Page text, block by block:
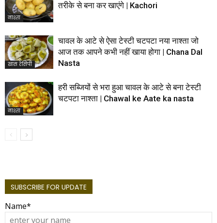
नाश्ता
तरीके से बना कर खाएंगे | Kachori
खास रेसिपी
चावल के आटे से ऐसा टेस्टी चटपटा नया नाश्ता जो
आज तक आपने कभी नहीं खाया होगा | Chana Dal
Nasta
नाश्ता
हरी सब्जियों से भरा हुआ चावल के आटे से बना टेस्टी
चटपटा नाश्ता | Chawal ke Aate ka nasta
SUBSCRIBE FOR UPDATE
Name*